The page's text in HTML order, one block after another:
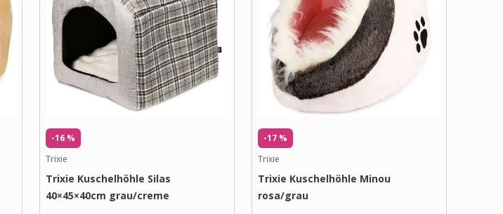
-16 %
Trixie
Trixie Kuschelhöhle Silas
40×45×40cm grau/creme
-17 %
Trixie
Trixie Kuschelhöhle Minou
rosa/grau